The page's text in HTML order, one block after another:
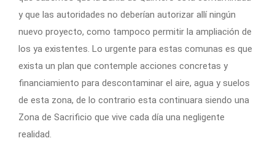
y que las autoridades no deberían autorizar allí ningún
nuevo proyecto, como tampoco permitir la ampliación de
los ya existentes. Lo urgente para estas comunas es que
exista un plan que contemple acciones concretas y
financiamiento para descontaminar el aire, agua y suelos
de esta zona, de lo contrario esta continuara siendo una
Zona de Sacrificio que vive cada día una negligente
realidad.